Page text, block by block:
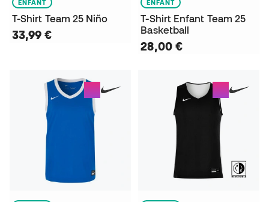
ENFANT
T-Shirt Team 25 Niño
33,99 €
ENFANT
T-Shirt Enfant Team 25
Basketball
28,00 €